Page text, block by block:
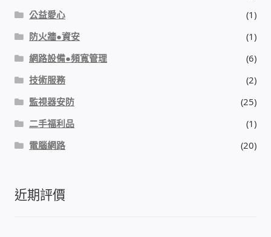
安立達(Aristel)
聯盟電子(LINEMEX)
網路型門口視訊對講機
電話 工具 軟體 手冊
門禁安全控制
感應式門鎖、電子鎖
公益愛心
(1)
防火牆●資安
(1)
網路設備●頻寬管理
(6)
技術服務
(2)
監視器安防
(25)
二手福利品
(1)
電腦網路
(20)
近期評價